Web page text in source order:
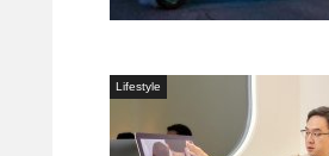
Lifestyle